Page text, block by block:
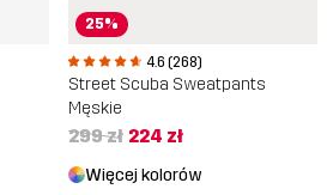
25%
4.6 (268)
Street Scuba Sweatpants
Męskie
299 zł 224 zł
Więcej kolorów